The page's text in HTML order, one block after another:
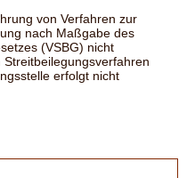
von Verfahren zur
nach Maßgabe des
(VSBG) nicht
erfolgt nicht